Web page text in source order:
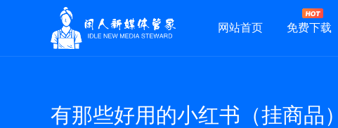
网站首页 免费下载
有那些好用的小红书（挂商品